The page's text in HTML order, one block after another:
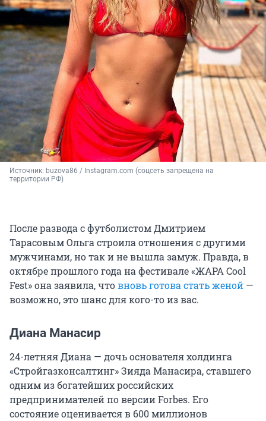
Источник: buzova86 / Instagram.com (соцсеть запрещена на
территории РФ)
После развода с футболистом Дмитрием
Тарасовым Ольга строила отношения с другими
мужчинами, но так и не вышла замуж. Правда, в
октябре прошлого года на фестивале «ЖАРА Cool
Fest» она заявила, чтовновь готова стать женой —
возможно, это шанс для кого-то из вас.
Диана Манасир
24-летняя Диана — дочь основателя холдинга
«Стройгазконсалтинг» Зияда Манасира, ставшего
одним из богатейших российских
предпринимателей по версии Forbes. Его
состояние оценивается в 600 миллионов